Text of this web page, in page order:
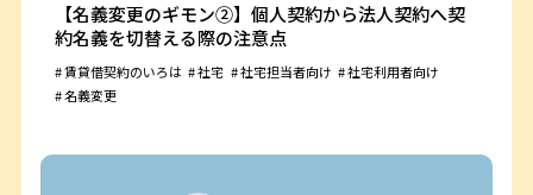
【名義変更のギモン②】個人契約から法人契約へ契
約名義を切替える際の注意点
賃貸借契約のいろは 社宅 社宅担当者向け
社宅利用者向け
名義変更